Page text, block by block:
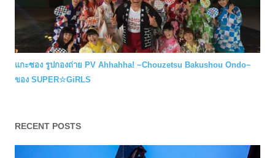
แกะซอง รูปกองถ่าย PV Ahhahha! ~Chouzetsu Bakushou Ondo~
ของ SUPER☆GiRLS
RECENT POSTS